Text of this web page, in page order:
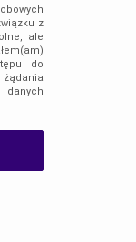
z
ale
do
danych